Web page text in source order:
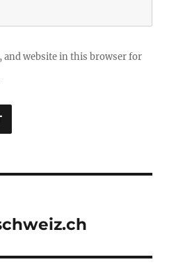
and website in this browser for